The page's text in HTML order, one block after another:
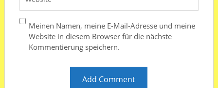
Meinen Namen, meine E-Mail-Adresse und meine
Website in diesem Browser für die nächste
Kommentierung speichern.